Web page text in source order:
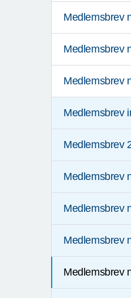
Medlemsbrev
Medlemsbrev
Medlemsbrev
Medlemsbrev
Medlemsbrev
Medlemsbrev
Medlemsbrev
Medlemsbrev
Medlemsbrev